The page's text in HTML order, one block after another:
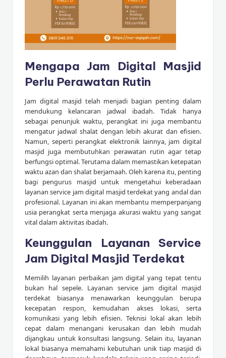
Mengapa Jam Digital Masjid
Perlu Perawatan Rutin
Jam digital masjid telah menjadi bagian penting dalam
mendukung kelancaran jadwal ibadah. Tidak hanya
sebagai penunjuk waktu, perangkat ini juga membantu
mengatur jadwal shalat dengan lebih akurat dan efisien.
Namun, seperti perangkat elektronik lainnya, jam digital
masjid juga membutuhkan perawatan rutin agar tetap
berfungsi optimal. Terutama dalam memastikan ketepatan
waktu azan dan shalat berjamaah. Oleh karena itu, penting
bagi pengurus masjid untuk mengetahui keberadaan
layanan service jam digital masjid terdekat yang andal dan
profesional. Layanan ini akan membantu memperpanjang
usia perangkat serta menjaga akurasi waktu yang sangat
vital dalam aktivitas ibadah.
Keunggulan Layanan Service
Jam Digital Masjid Terdekat
Memilih layanan perbaikan jam digital yang tepat tentu
bukan hal sepele. Layanan service jam digital masjid
terdekat biasanya menawarkan keunggulan berupa
kecepatan respon, kemudahan akses lokasi, serta
komunikasi yang lebih efisien. Teknisi lokal akan lebih
cepat dalam menangani kerusakan dan lebih mudah
dijangkau untuk konsultasi langsung. Selain itu, layanan
lokal biasanya memahami kebutuhan unik tiap masjid di